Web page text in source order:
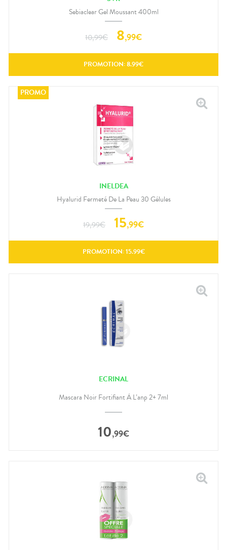
Sebiaclear Gel Moussant 400ml
10,99€ 8,99€
PROMOTION:8.99€
INELDEA
Hyalurid Fermeté De La Peau 30 Gélules
19,99€ 15,99€
PROMOTION:15.99€
ECRINAL
Mascara Noir Fortifiant À L’anp 2+ 7ml
10,99€